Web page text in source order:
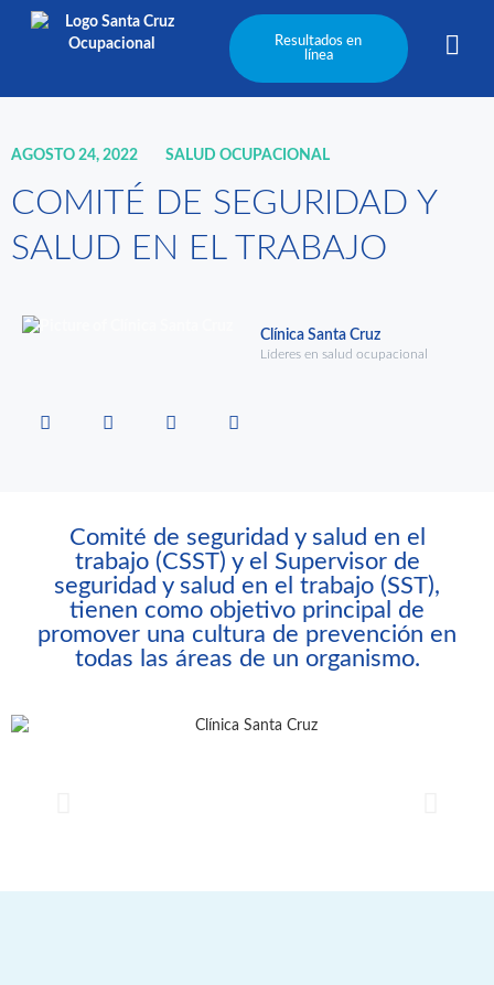
Resultados en
línea
AGOSTO 24, 2022 SALUD OCUPACIONAL
COMITÉ DE SEGURIDAD Y
SALUD EN EL TRABAJO
Clínica Santa Cruz
Líderes en salud ocupacional
Comité de seguridad y salud en el
trabajo (CSST) y el Supervisor de
seguridad y salud en el trabajo (SST),
tienen como objetivo principal de
promover una cultura de prevención en
todas las áreas de un organismo.